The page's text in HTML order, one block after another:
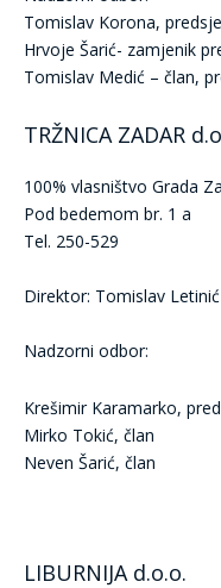
Tomislav Korona,
Hrvoje Šarić- zamjenik
Tomislav Medić – član,
TRŽNICA ZADAR
100% vlasništvo Grada
Pod bedemom br. 1 a
Tel. 250-529
Direktor: Tomislav Letinić
Nadzorni odbor:
Krešimir Karamarko,
Mirko Tokić, član
Neven Šarić, član
LIBURNIJA d.o.o.